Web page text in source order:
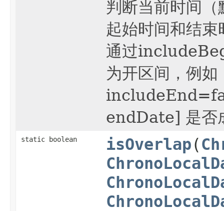
判断当前时间
起始时间和结束
通过
为开区间，例
endDate] 是否
static boolean isOverlap(